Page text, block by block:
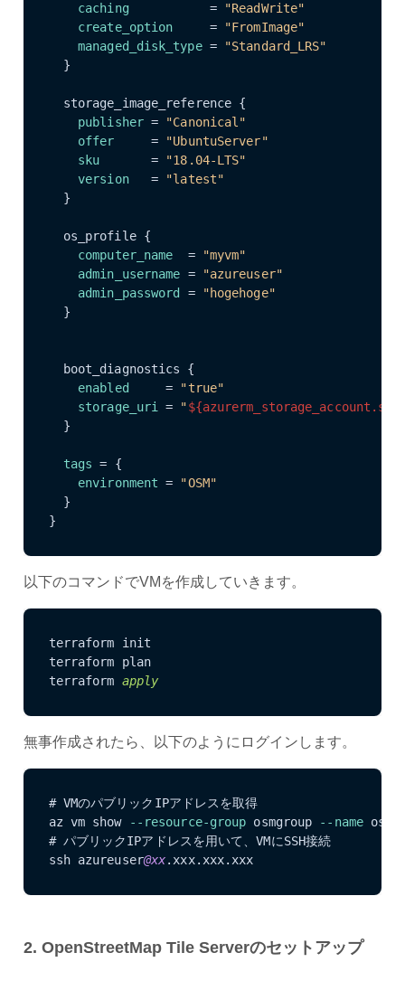
caching
           =
"ReadWrite"
create_option
     =
"FromImage"
managed_disk_type =
"Standard_LRS"
  }
  storage_image_reference {
publisher =
"Canonical"
offer
     =
"UbuntuServer"
sku
       =
"18.04-LTS"
version
   =
"latest"
  }
  os_profile {
computer_name
  =
"myvm"
admin_username =
"azureuser"
admin_password
=
"hogehoge"
  }
  boot_diagnostics {
enabled
     =
"true"
storage_uri = "
  }
tags = {
environment = "OSM"
  }
以下のコマンドでVMを作成していきます。
terraform init
terraform plan
terraform apply
無事作成されたら、以下のようにログインします。
# VMのパブリックIPアドレスを取得
az vm show
--resource-group osmgroup --name
# パブリックIPアドレスを用いて、VMにSSH接続
ssh azureuser@xx.xxx.xxx.xxx
2. OpenStreetMap Tile Serverのセットアップ